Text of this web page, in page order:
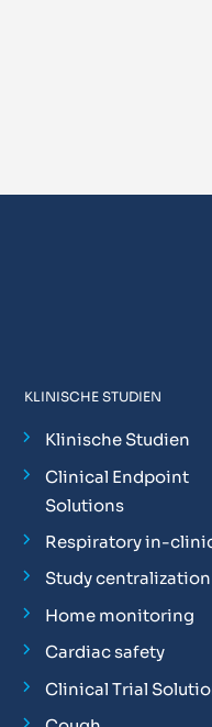
KLINISCHE STUDIEN
Klinische Studien
Clinical Endpoint
Solutions
Respiratory in-
Study centralization
Home monitoring
Cardiac safety
Clinical Trial